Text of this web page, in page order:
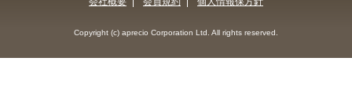
Copyright (c) aprecio Corporation Ltd. All rights reserved.